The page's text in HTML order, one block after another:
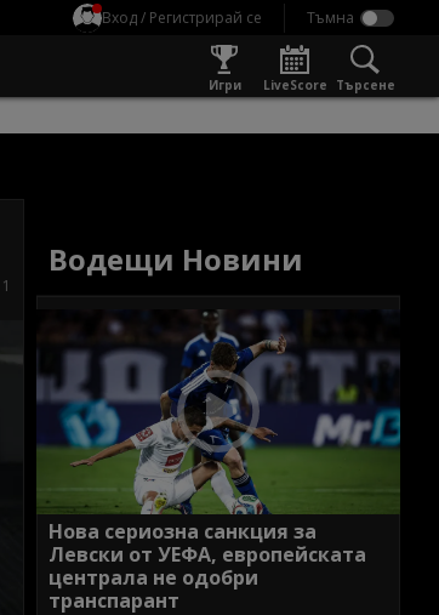
Вход / Регистрирай се
Игри LiveScore Търсене
1
Водещи Новини
Нова сериозна санкция за
Левски от УЕФА, европейската
централа не одобри
транспарант